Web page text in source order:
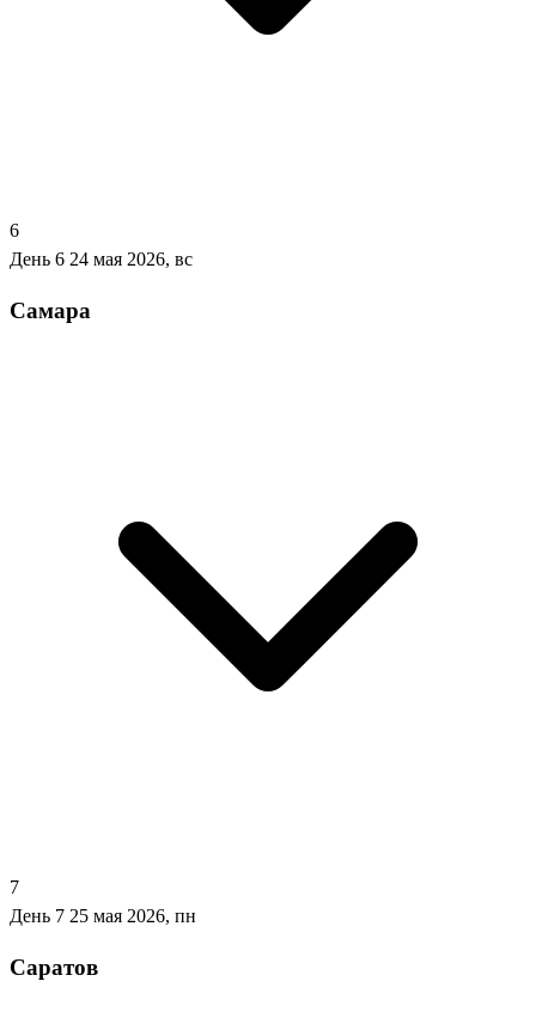
6
День 6 24 мая 2026, вс
Самара
7
День 7 25 мая 2026, пн
Саратов